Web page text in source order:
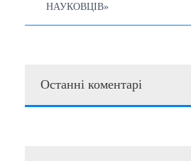
НАУКОВЦІВ»
Останні коментарі